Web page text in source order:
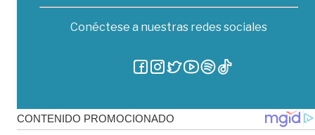
Conéctese a nuestras redes sociales